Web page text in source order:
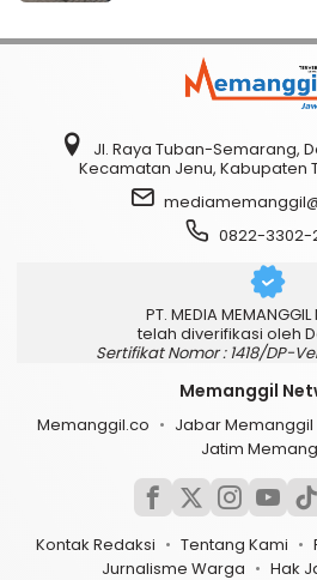
Jl. Raya Tuban-Semarang,
Kecamatan Jenu, Kabupaten
0822-3302-
PT. MEDIA MEMANGGIL
telah diverifikasi oleh
Sertifikat Nomor : 1418/DP-
Memanggil
Memanggil.co Jabar Memanggil
Jatim
Kontak Redaksi Tentang Kami
Jurnalisme Warga
Hak